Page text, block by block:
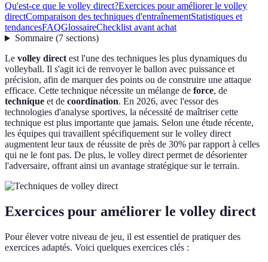
Qu'est-ce que le volley direct?Exercices pour améliorer le volley
directComparaison des techniques d'entraînementStatistiques et
tendancesFAQGlossaireChecklist avant achat
Sommaire(7 sections)
Le volley directest l'une des techniques les plus dynamiques du
volleyball. Il s'agit ici de renvoyer le ballon avec puissance et
précision, afin de marquer des points ou de construire une attaque
efficace. Cette technique nécessite un mélange de force, de
technique et de coordination. En 2026, avec l'essor des
technologies d'analyse sportives, la nécessité de maîtriser cette
technique est plus importante que jamais. Selon une étude récente,
les équipes qui travaillent spécifiquement sur le volley direct
augmentent leur taux de réussite de près de 30% par rapport à celles
qui ne le font pas. De plus, le volley direct permet de désorienter
l'adversaire, offrant ainsi un avantage stratégique sur le terrain.
Exercices pour améliorer le volley direct
Pour élever votre niveau de jeu, il est essentiel de pratiquer des
exercices adaptés. Voici quelques exercices clés :